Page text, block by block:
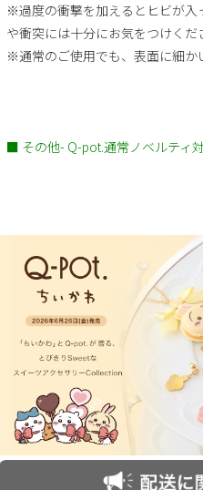
※過度の衝撃を加えるとヒビが入
や衝突には十分にお気をつけくだ
※通常のご使用でも、表面に細か
■ その他- Q-pot.通常ノベルティ対